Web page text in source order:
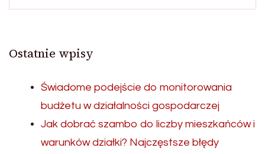
Ostatnie wpisy
Świadome podejście do monitorowania
budżetu w działalności gospodarczej
Jak dobrać szambo do liczby mieszkańców i
warunków działki? Najczęstsze błędy